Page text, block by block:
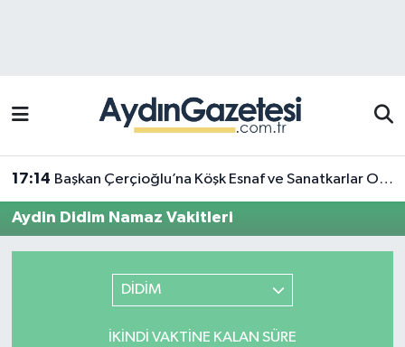
17:14 Başkan Çerçioğlu’na Köşk Esnaf ve Sanatkarlar Odası’ndan ziyaret
Aydin Didim Namaz Vakitleri
DİDİM
İKINDI VAKTINE KALAN SÜRE
Efeler Trafik Yoğunluk Haritası
Süper Lig Puan Durumu ve Fikstür
Tüm Manşetler
Son Dakika Haberleri
Haber Arşivi